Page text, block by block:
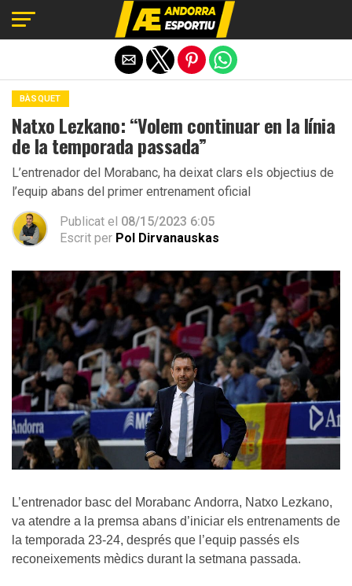
BÀSQUET
Natxo Lezkano: “Volem continuar en la línia
de la temporada passada”
L’entrenador del Morabanc, ha deixat clars els objectius de
l’equip abans del primer entrenament oficial
Publicat el 08/15/2023 6:05
Escrit per Pol Dirvanauskas
L’entrenador basc del Morabanc Andorra, Natxo Lezkano,
va atendre a la premsa abans d’iniciar els entrenaments de
la temporada 23-24, després que l’equip passés els
reconeixements mèdics durant la setmana passada.
Exit mobile version